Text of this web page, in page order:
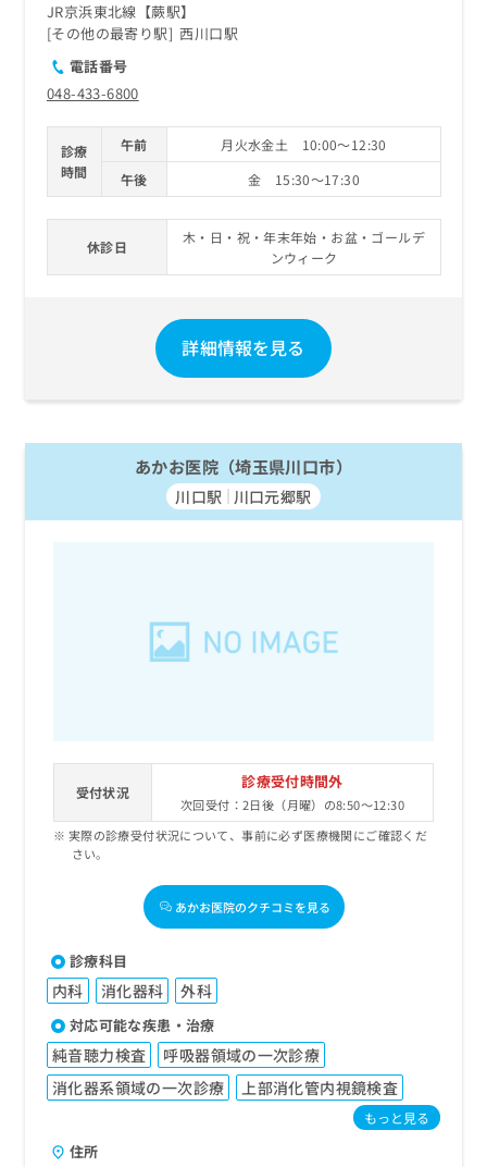
JR京浜東北線【蕨駅】
その他の最寄り駅
西川口駅
電話番号
048-433-6800
診療
時間
午前
月火水金土 10:00～12:30
午後
金 15:30～17:30
休診日
木・日・祝・年末年始・お盆・ゴールデ
ンウィーク
詳細情報を見る
あかお医院（埼玉県川口市）
川口駅 川口元郷駅
受付状況
診療受付時間外
次回受付：2日後（月曜）の8:50～12:30
実際の診療受付状況について、事前に必ず医療機関にご確認くだ
さい。
あかお医院のクチコミを見る
診療科目
内科 消化器科 外科
対応可能な疾患・治療
純音聴力検査
呼吸器領域の一次診療
消化器系領域の一次診療
上部消化管内視鏡検査
もっと見る
住所